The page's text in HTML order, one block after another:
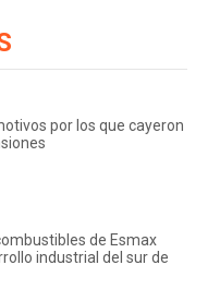
por los que cayeron
de Esmax
industrial del sur de